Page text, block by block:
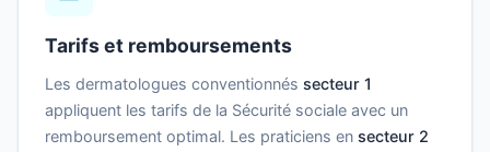
Tarifs et remboursements
Les dermatologues conventionnés secteur 1
appliquent les tarifs de la Sécurité sociale avec un
remboursement optimal. Les praticiens en secteur 2